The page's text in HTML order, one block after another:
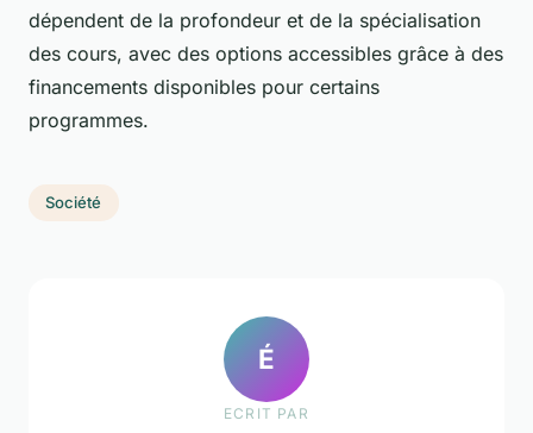
dépendent de la profondeur et de la spécialisation
des cours, avec des options accessibles grâce à des
financements disponibles pour certains
programmes.
Société
É
ECRIT PAR